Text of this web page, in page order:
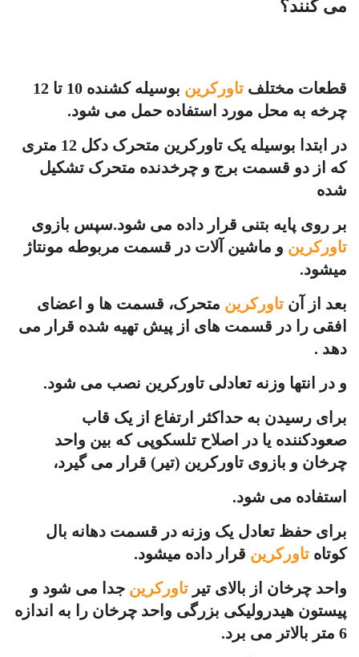
می کنند؟
قطعات مختلف تاورکرین
بوسیله کشنده 10 تا 12
چرخه به محل مورد استفاده حمل می شود.
در ابتدا بوسیله یک تاورکرین متحرک دکل 12 متری
که از دو قسمت برج و چرخدنده متحرک تشکیل
شده
بر روی پایه بتنی قرار داده می شود.سپس بازوی
تاورکرین و ماشین آلات در قسمت مربوطه مونتاژ
میشود.
بعد از آن تاورکرین متحرک، قسمت ها و اعضای
افقی را در قسمت های از پیش تهیه شده قرار می
دهد .
و در انتها وزنه تعادلی تاورکرین نصب می شود.
برای رسیدن به حداکثر ارتفاع از یک قاب
صعودکننده یا در اصلاح تلسکوپی که بین واحد
چرخان و بازوی تاورکرین (تیر) قرار می گیرد،
استفاده می شود.
برای حفظ تعادل یک وزنه در قسمت دهانه بال
کوتاه تاورکرین قرار داده میشود.
واحد چرخان از بالای تیر تاورکرین جدا می شود و
پیستون هیدرولیکی بزرگی واحد چرخان را به اندازه
6 متر بالاتر می برد.